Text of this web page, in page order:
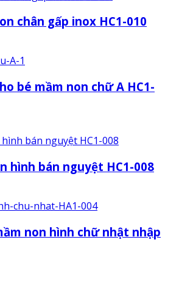
chân gấp inox HC1-010
bé mầm non chữ A HC1-
hình bán nguyệt HC1-008
non hình chữ nhật nhập